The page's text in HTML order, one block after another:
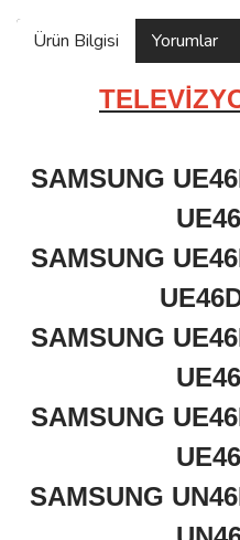
Ürün Bilgisi Yorumlar
SAMSUNG
SAMSUNG
SAMSUNG
SAMSUNG
SAMSUNG